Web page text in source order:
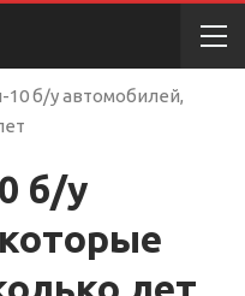
10 б/у автомобилей,
б/у